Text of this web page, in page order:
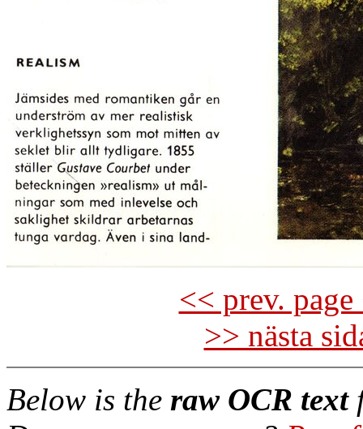
<< prev.
>> nästa
Below is the raw OCR text